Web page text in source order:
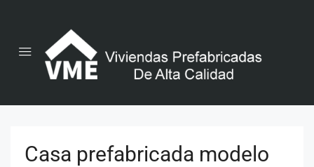
Casa prefabricada modelo